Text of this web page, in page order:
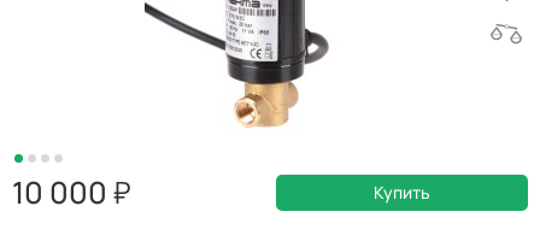
10 000 Купить